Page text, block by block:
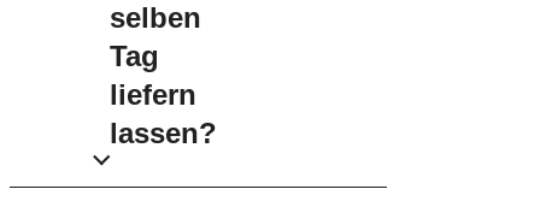
selben
Tag
liefern
lassen?